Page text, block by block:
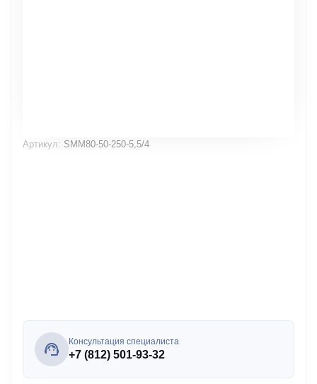
Артикул: SMM80-50-250-5,5/4
Консультация специалиста
+7 (812) 501-93-32